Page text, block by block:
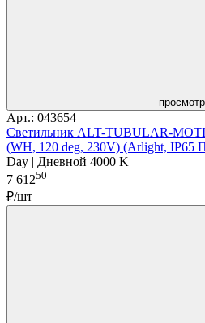
просмотр
Арт.: 043654
Светильник ALT-TUBULAR-
(WH, 120 deg, 230V) (Arlight, IP65
Day | Дневной 4000 K
7 61250
₽/шт